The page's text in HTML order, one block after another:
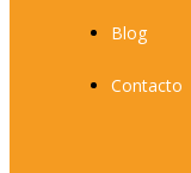
Blog
Contacto